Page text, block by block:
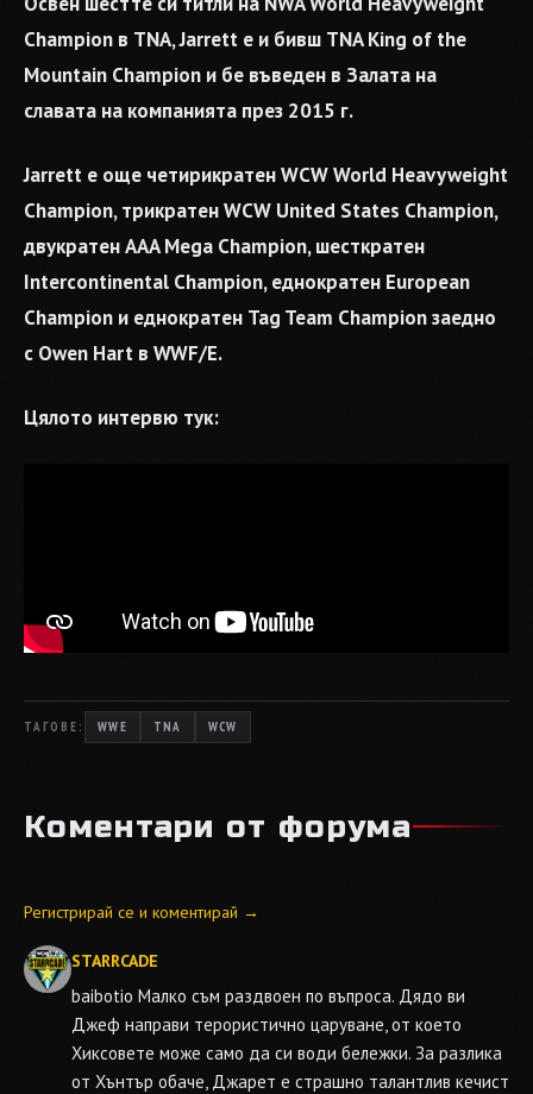
Champion в TNA, Jarrett е и бивш TNA King of the
Mountain Champion и бе въведен в Залата на
славата на компанията през 2015 г.
Jarrett е още четирикратен WCW World Heavyweight
Champion, трикратен WCW United States Champion,
двукратен AAA Mega Champion, шесткратен
Intercontinental Champion, еднократен European
Champion и еднократен Tag Team Champion заедно
с Owen Hart в WWF/E.
Цялото интервю тук:
ТАГОВЕ: WWE TNA WCW
Коментари от форума
Регистрирай се и коментирай →
STARRCADE
baibotio Малко съм раздвоен по въпроса. Дядо ви
Джеф направи терористично царуване, от което
Хиксовете може само да си води бележки. За разлика
от Хънтър обаче, Джарет е страшно талантлив кечист